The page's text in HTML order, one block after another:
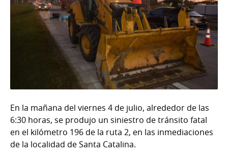
En la mañana del viernes 4 de julio, alrededor de las
6:30 horas, se produjo un siniestro de tránsito fatal
en el kilómetro 196 de la ruta 2, en las inmediaciones
de la localidad de Santa Catalina.